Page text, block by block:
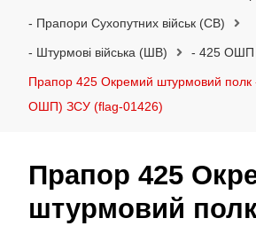
- Прапори Сухопутних військ (СВ)
- Штурмові війська (ШВ) - 425 ОШП
Прапор 425 Окремий штурмовий полк
ОШП) ЗСУ (flag-01426)
Прапор 425
штурмовий